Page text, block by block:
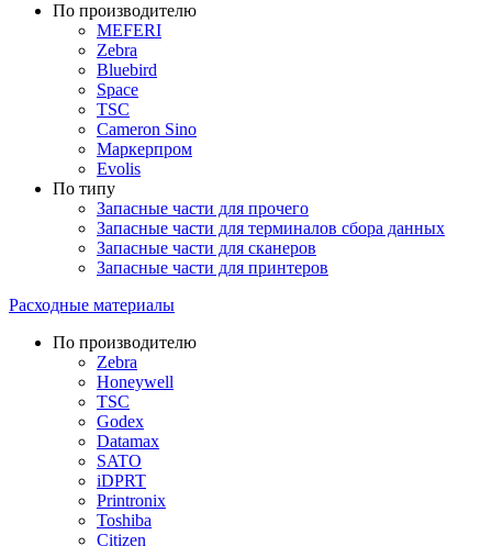
По производителю
MEFERI
Zebra
Bluebird
Space
TSC
Cameron Sino
Маркерпром
Evolis
По типу
Запасные части для прочего
Запасные части для терминалов сбора данных
Запасные части для сканеров
Запасные части для принтеров
Расходные материалы
По производителю
Zebra
Honeywell
TSC
Godex
Datamax
SATO
iDPRT
Printronix
Toshiba
Citizen